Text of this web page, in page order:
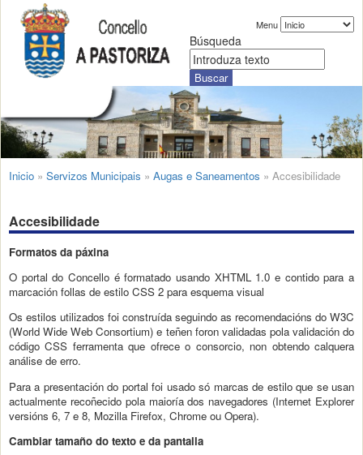
Menu
Búsqueda
Inicio » Servizos Municipais » Augas e Saneamentos » Accesibilidade
Accesibilidade
Formatos da páxina
O portal do Concello é formatado usando XHTML 1.0 e contido para a
marcación follas de estilo CSS 2 para esquema visual
Os estilos utilizados foi construída seguindo as recomendacións do W3C
(World Wide Web Consortium) e teñen foron validadas pola validación do
código CSS ferramenta que ofrece o consorcio, non obtendo calquera
análise de erro.
Para a presentación do portal foi usado só marcas de estilo que se usan
actualmente recoñecido pola maioría dos navegadores (Internet Explorer
versións 6, 7 e 8, Mozilla Firefox, Chrome ou Opera).
Cambiar tamaño do texto e da pantalla